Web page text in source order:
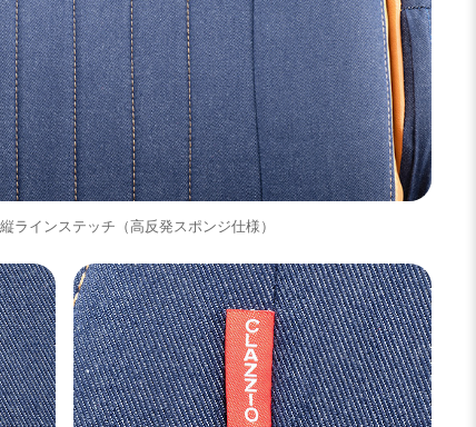
ラインステッチ（高反発スポンジ仕様）